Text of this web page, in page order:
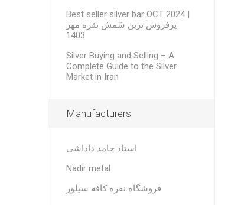
Best seller silver bar OCT 2024 |
پرفروش ترین شمش نقره مهر
1403
Silver Buying and Selling – A
Complete Guide to the Silver
Market in Iran
Manufacturers
استاد حامد داداشی
Nadir metal
فروشگاه نقره کافه سیلور